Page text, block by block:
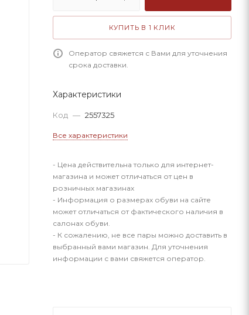
КУПИТЬ В 1 КЛИК
Оператор свяжется с Вами для уточнения
срока доставки.
Характеристики
Код — 2557325
Все характеристики
- Цена действительна только для интернет-
магазина и может отличаться от цен в
розничных магазинах
- Информация о размерах обуви на сайте
может отличаться от фактического наличия в
салонах обуви.
- К сожалению, не все пары можно доставить в
выбранный вами магазин. Для уточнения
информации с вами свяжется оператор.